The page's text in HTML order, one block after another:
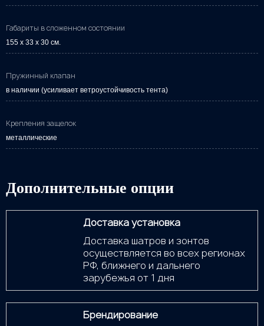
Габариты в сложенном состоянии
155 х 33 х 30 см.
Пружинный клапан
в наличии (усиливает ветроустойчивость тента)
Крепления защелок
металлические
Дополнительные опции
Доставка установка
Доставка шатров и зонтов
осуществляется во всех регионах
РФ, ближнего и дальнего
зарубежья от 1 дня
Брендирование